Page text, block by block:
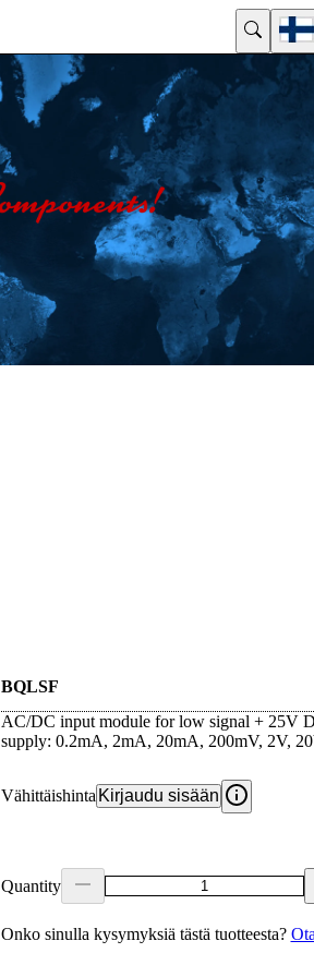
BQLSF
AC/DC input module for low signal + 25V
supply: 0.2mA, 2mA, 20mA, 200mV, 2V,
Vähittäishinta Kirjaudu sisään
Quantity
Onko sinulla kysymyksiä tästä tuotteesta?